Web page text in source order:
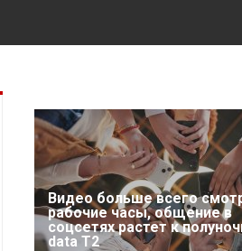
Видео больше всего
рабочие часы, общение в
соцсетях растет к
data T2